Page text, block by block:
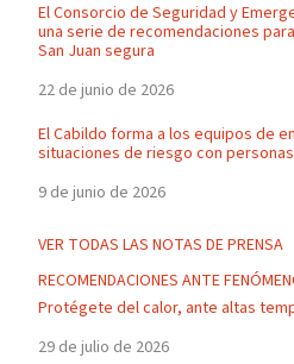
El Consorcio de Seguridad y
una serie de recomendaciones
San Juan segura
22 de junio de 2026
El Cabildo forma a los equipos de
situaciones de riesgo con
9 de junio de 2026
VER TODAS LAS NOTAS DE PRENSA
RECOMENDACIONES ANTE
Protégete del calor, ante altas
29 de julio de 2026